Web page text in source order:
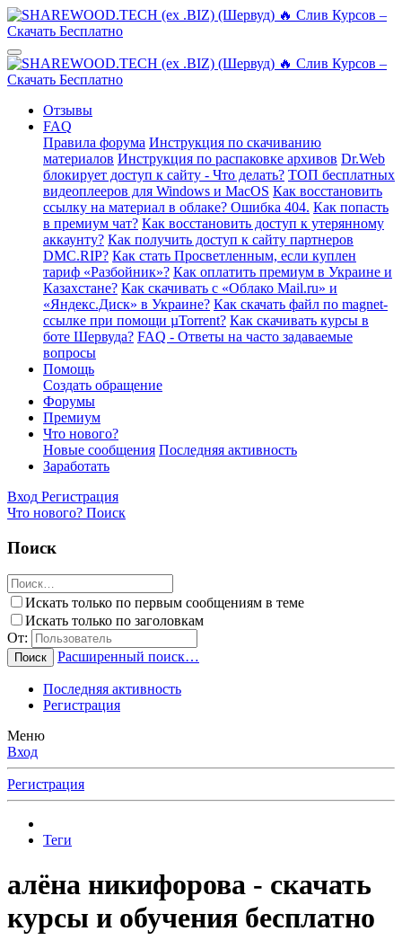
Отзывы
FAQ
Правила форума Инструкция по скачиванию
материалов Инструкция по распаковке архивов Dr.Web
блокирует доступ к сайту - Что делать? ТОП бесплатных
видеоплееров для Windows и MacOS Как восстановить
ссылку на материал в облаке? Ошибка 404. Как попасть
в премиум чат? Как восстановить доступ к утерянному
аккаунту? Как получить доступ к сайту партнеров
DMC.RIP? Как стать Просветленным, если куплен
тариф «Разбойник»? Как оплатить премиум в Украине и
Казахстане? Как скачивать с «Облако Mail.ru» и
«Яндекс.Диск» в Украине? Как скачать файл по magnet-
ссылке при помощи µTorrent? Как скачивать курсы в
боте Шервуда? FAQ - Ответы на часто задаваемые
вопросы
Помощь
Создать обращение
Форумы
Премиум
Что нового?
Новые сообщения Последняя активность
Заработать
Вход Регистрация
Что нового? Поиск
Поиск
Искать только по первым сообщениям в теме
Искать только по заголовкам
От:
Поиск Расширенный поиск…
Последняя активность
Регистрация
Меню
Вход
Регистрация
Теги
алёна никифорова - скачать
курсы и обучения бесплатно